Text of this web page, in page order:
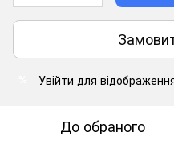
Увійти для
До обраного